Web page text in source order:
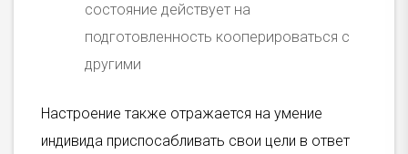
состояние действует на
подготовленность кооперироваться с
другими
Настроение также отражается на умение
индивида приспосабливать свои цели в ответ